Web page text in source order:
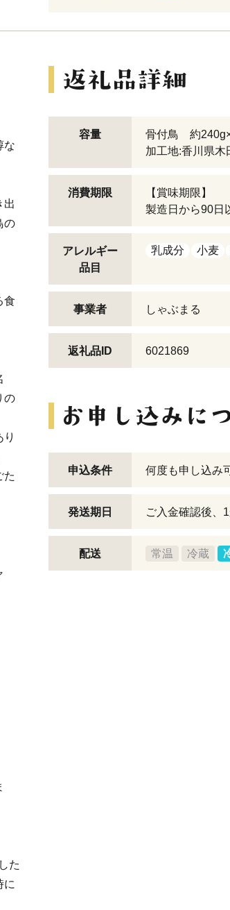
な
出
の
食
の
た
た
に
容量
骨付鳥 約
加工地:香川県木
消費期限
【賞味期限】
製造日から90日
アレルギー
品目
乳成分 小麦
事業者 しゃぶまる
返礼品ID 6021869
申込条件 何度も申し込み
発送期日 ご入金確認後、
配送 常温 冷蔵